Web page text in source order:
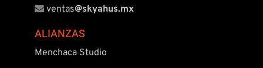
ventas@skyahus.mx
ALIANZAS
Menchaca Studio